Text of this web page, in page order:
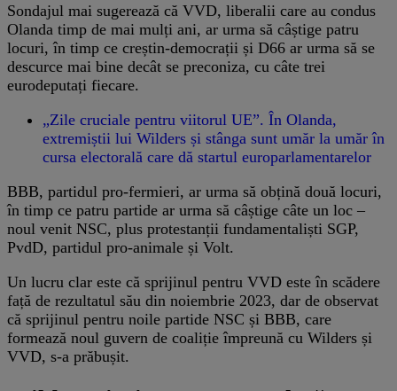
Sondajul mai sugerează că VVD, liberalii care au condus
Olanda timp de mai mulți ani, ar urma să câștige patru
locuri, în timp ce creștin-democrații și D66 ar urma să se
descurce mai bine decât se preconiza, cu câte trei
eurodeputați fiecare.
„Zile cruciale pentru viitorul UE”. În Olanda,
extremiștii lui Wilders și stânga sunt umăr la umăr în
cursa electorală care dă startul europarlamentarelor
BBB, partidul pro-fermieri, ar urma să obțină două locuri,
în timp ce patru partide ar urma să câștige câte un loc –
noul venit NSC, plus protestanții fundamentaliști SGP,
PvdD, partidul pro-animale și Volt.
Un lucru clar este că sprijinul pentru VVD este în scădere
față de rezultatul său din noiembrie 2023, dar de observat
că sprijinul pentru noile partide NSC și BBB, care
formează noul guvern de coaliție împreună cu Wilders și
VVD, s-a prăbușit.